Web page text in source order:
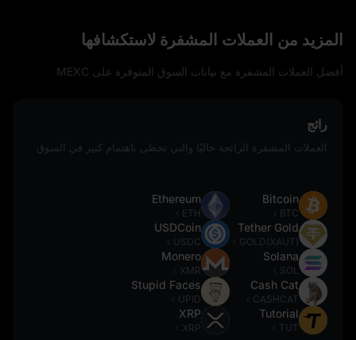
المزيد من العملات المشفرة لاستكشافها
أفضل العملات المشفرة مع بيانات السوق المتوفرة على MEXC
رائج
العملات المشفرة الرائجة حاليًا والتي تحظى باهتمام كبير في السوق
Bitcoin
BTC
Tether Gold
GOLD(XAUT)
Solana
SOL
Cash Cat
CASHCAT
Tutorial
TUT
Ethereum
ETH
USDCoin
USDC
Monero
XMR
Stupid Faces
UPID
XRP
XRP